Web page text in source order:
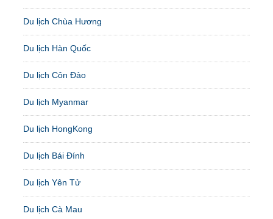
Du lịch Chùa Hương
Du lịch Hàn Quốc
Du lịch Côn Đảo
Du lịch Myanmar
Du lịch HongKong
Du lịch Bái Đính
Du lịch Yên Tử
Du lịch Cà Mau